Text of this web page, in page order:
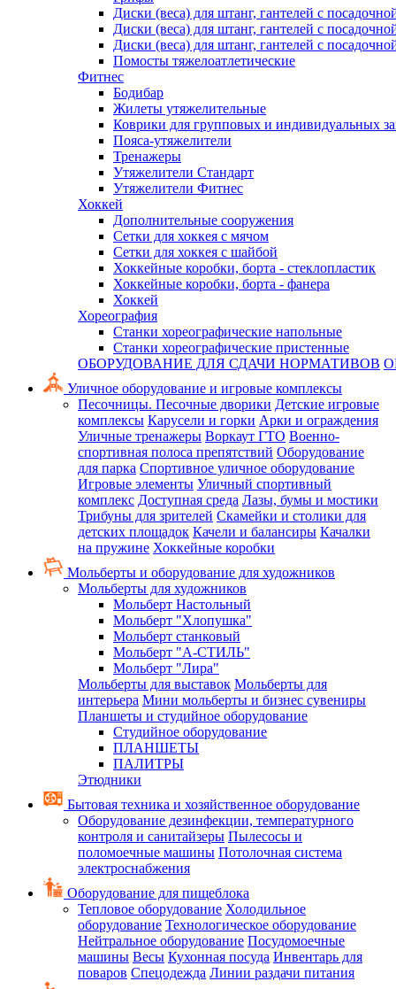
Диски (веса) для штанг, гантелей с
Диски (веса) для штанг, гантелей с
Диски (веса) для штанг, гантелей с
Помосты тяжелоатлетические
Фитнес
Бодибар
Жилеты утяжелительные
Коврики для групповых и индивидуальных
Пояса-утяжелители
Тренажеры
Утяжелители Стандарт
Утяжелители Фитнес
Хоккей
Дополнительные сооружения
Сетки для хоккея с мячом
Сетки для хоккея с шайбой
Хоккейные коробки, борта - стеклопластик
Хоккейные коробки, борта - фанера
Хоккей
Хореография
Станки хореографические напольные
Станки хореографические пристенные
ОБОРУДОВАНИЕ ДЛЯ СДАЧИ НОРМАТИВОВ
Уличное оборудование и игровые комплексы
Песочницы. Песочные дворики Детские игровые
комплексы Карусели и горки Арки и ограждения
Уличные тренажеры Воркаут ГТО Военно-
спортивная полоса препятствий Оборудование
для парка Спортивное уличное оборудование
Игровые элементы Уличный спортивный
комплекс Доступная среда Лазы, бумы и мостики
Трибуны для зрителей Скамейки и столики для
детских площадок Качели и балансиры Качалки
на пружине Хоккейные коробки
Мольберты и оборудование для художников
Мольберты для художников
Мольберт Настольный
Мольберт "Хлопушка"
Мольберт станковый
Мольберт "А-СТИЛЬ"
Мольберт "Лира"
Мольберты для выставок Мольберты для
интерьера Мини мольберты и бизнес сувениры
Планшеты и студийное оборудование
Студийное оборудование
ПЛАНШЕТЫ
ПАЛИТРЫ
Этюдники
Бытовая техника и хозяйственное оборудование
Оборудование дезинфекции, температурного
контроля и санитайзеры Пылесосы и
поломоечные машины Потолочная система
электроснабжения
Оборудование для пищеблока
Тепловое оборудование Холодильное
оборудование Технологическое оборудование
Нейтральное оборудование Посудомоечные
машины Весы Кухонная посуда Инвентарь для
поваров Спецодежда Линии раздачи питания